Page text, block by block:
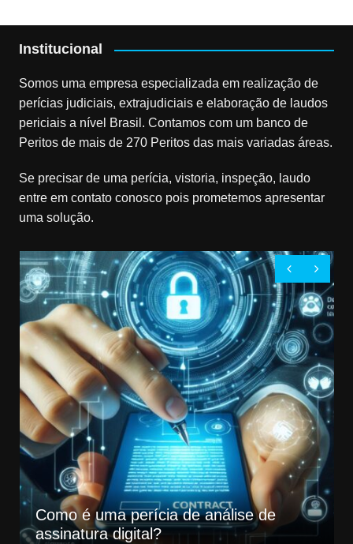
Institucional
Somos uma empresa especializada em realização de
perícias judiciais, extrajudiciais e elaboração de laudos
periciais a nível Brasil. Contamos com um banco de
Peritos de mais de 270 Peritos das mais variadas áreas.
Se precisar de uma perícia, vistoria, inspeção, laudo
entre em contato conosco pois prometemos apresentar
uma solução.
Como é uma perícia de análise de
assinatura digital?